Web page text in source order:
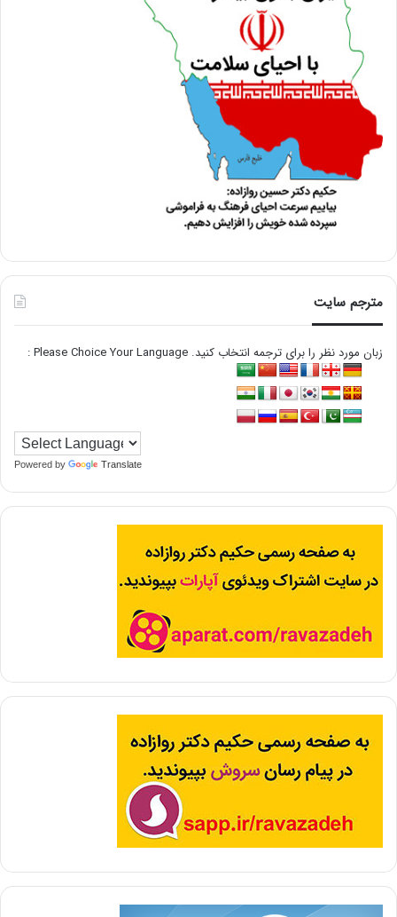
مترجم سایت
زبان مورد نظر را برای ترجمه انتخاب کنید. Please Choice Your Language :
Powered by Translate